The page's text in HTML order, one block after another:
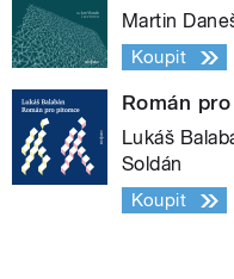
Martin
Koupit
Román
Lukáš
Soldán
Koupit